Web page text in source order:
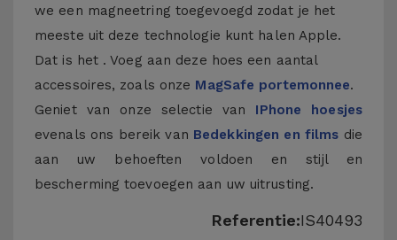
we een magneetring toegevoegd zodat je het
meeste uit deze technologie kunt halen Apple.
Dat is het . Voeg aan deze hoes een aantal
accessoires, zoals onze MagSafe portemonnee.
Geniet van onze selectie van IPhone hoesjes
evenals ons bereik van Bedekkingen en films die
aan uw behoeften voldoen en stijl en
bescherming toevoegen aan uw uitrusting.
Referentie:IS40493